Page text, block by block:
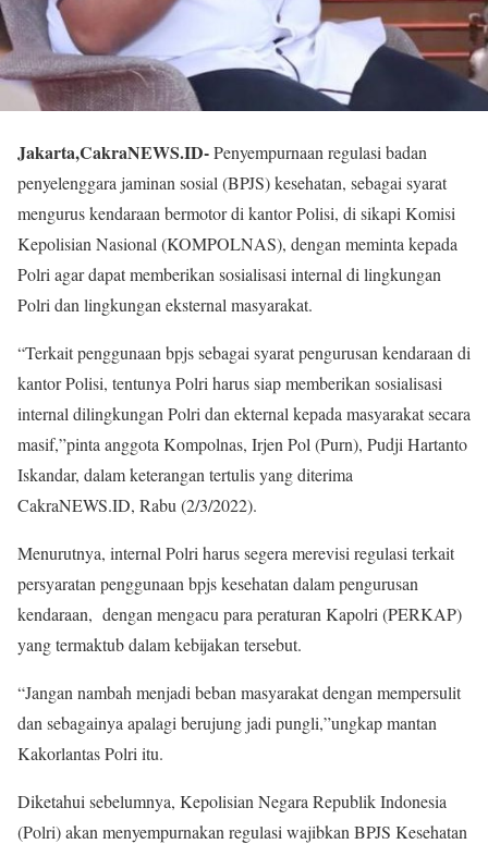
Jakarta,CakraNEWS.ID-Penyempurnaan regulasi badan
penyelenggara jaminan sosial (BPJS) kesehatan, sebagai syarat
mengurus kendaraan bermotor di kantor Polisi, di sikapi Komisi
Kepolisian Nasional (KOMPOLNAS), dengan meminta kepada
Polri agar dapat memberikan sosialisasi internal di lingkungan
Polri dan lingkungan eksternal masyarakat.
“Terkait penggunaan bpjs sebagai syarat pengurusan kendaraan di
kantor Polisi, tentunya Polri harus siap memberikan sosialisasi
internal dilingkungan Polri dan ekternal kepada masyarakat secara
masif,”pinta anggota Kompolnas, Irjen Pol (Purn), Pudji Hartanto
Iskandar, dalam keterangan tertulis yang diterima
CakraNEWS.ID, Rabu (2/3/2022).
Menurutnya, internal Polri harus segera merevisi regulasi terkait
persyaratan penggunaan bpjs kesehatan dalam pengurusan
kendaraan, dengan mengacu para peraturan Kapolri (PERKAP)
yang termaktub dalam kebijakan tersebut.
“Jangan nambah menjadi beban masyarakat dengan mempersulit
dan sebagainya apalagi berujung jadi pungli,”ungkap mantan
Kakorlantas Polri itu.
Diketahui sebelumnya, Kepolisian Negara Republik Indonesia
(Polri) akan menyempurnakan regulasi wajibkan BPJS Kesehatan